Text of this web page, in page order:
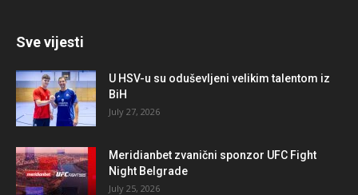
Sve vijesti
U HSV-u su oduševljeni velikim talentom iz
BiH
July 27, 2026
Meridianbet zvanični sponzor UFC Fight
Night Belgrade
July 25, 2026